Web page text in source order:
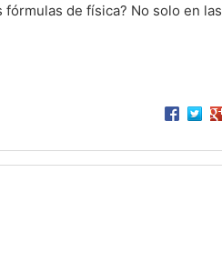
de física? No solo en las